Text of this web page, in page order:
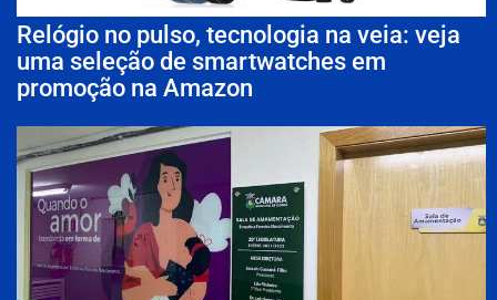
Relógio no pulso, tecnologia na veia: veja
uma seleção de smartwatches em
promoção na Amazon